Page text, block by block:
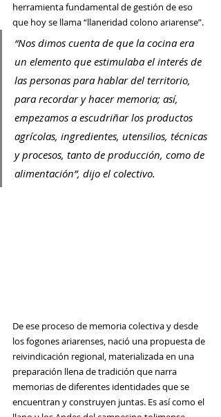
herramienta fundamental de gestión de eso
que hoy se llama “llaneridad colono ariarense”.
“Nos dimos cuenta de que la cocina era
un elemento que estimulaba el interés de
las personas para hablar del territorio,
para recordar y hacer memoria; así,
empezamos a escudriñar los productos
agrícolas, ingredientes, utensilios, técnicas
y procesos, tanto de producción, como de
alimentación”, dijo el colectivo.
De ese proceso de memoria colectiva y desde
los fogones ariarenses, nació una propuesta de
reivindicación regional, materializada en una
preparación llena de tradición que narra
memorias de diferentes identidades que se
encuentran y construyen juntas. Es así como el